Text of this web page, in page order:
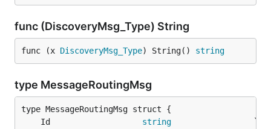
func (DiscoveryMsg_Type) String
func (x DiscoveryMsg_Type) String() string
type MessageRoutingMsg
	Id
string